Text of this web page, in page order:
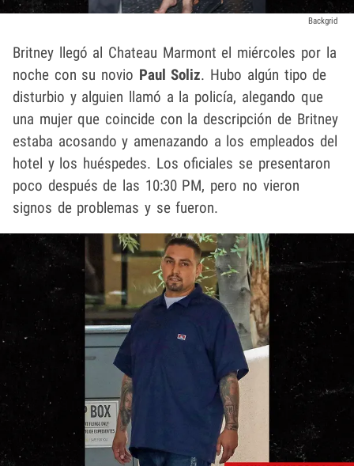
Backgrid
Britney llegó al Chateau Marmont el miércoles por la
noche con su novio Paul Soliz. Hubo algún tipo de
disturbio y alguien llamó a la policía, alegando que
una mujer que coincide con la descripción de Britney
estaba acosando y amenazando a los empleados del
hotel y los huéspedes. Los oficiales se presentaron
poco después de las 10:30 PM, pero no vieron
signos de problemas y se fueron.